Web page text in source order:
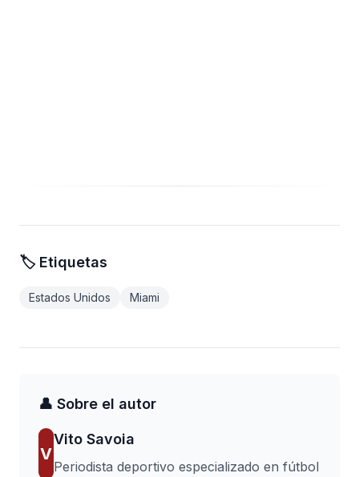
🏷️ Etiquetas
Estados Unidos Miami
👤 Sobre el autor
V
Vito Savoia
Periodista deportivo especializado en fútbol